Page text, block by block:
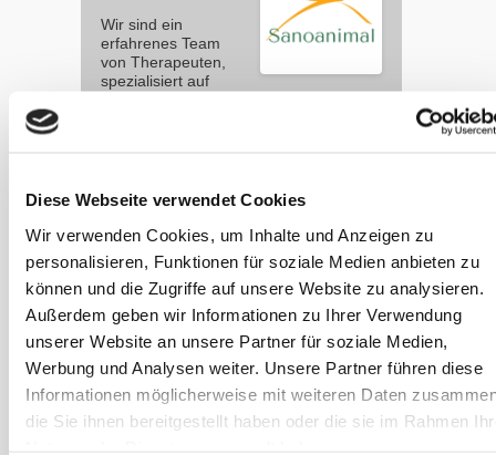
Diese Webseite verwendet Cookies
Wir verwenden Cookies, um Inhalte und Anzeigen zu
personalisieren, Funktionen für soziale Medien anbieten zu
können und die Zugriffe auf unsere Website zu analysieren.
Außerdem geben wir Informationen zu Ihrer Verwendung
unserer Website an unsere Partner für soziale Medien,
Werbung und Analysen weiter. Unsere Partner führen diese
Informationen möglicherweise mit weiteren Daten
die Sie ihnen bereitgestellt haben oder die sie im Rahmen
Wir sind ein
erfahrenes Team
von Therapeuten,
spezialisiert auf
artgerechte Fütterung und
Gesundheit Ihres Pferdes zu
unserem Wissen für das Wohl Ihres
Pferdes.
sanoanimal.de
Artikel zu